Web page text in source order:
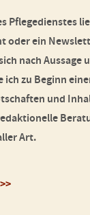
Pflegedienstes
oder ein
nach Aussage
ich zu Beginn
und
Art.